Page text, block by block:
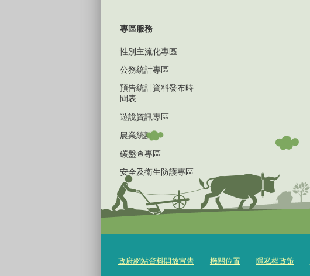
專區服務
性別主流化專區
公務統計專區
預告統計資料發布時
間表
遊說資訊專區
農業統計
碳盤查專區
安全及衛生防護專區
政府網站資料開放宣告 機關位置 隱私權政策